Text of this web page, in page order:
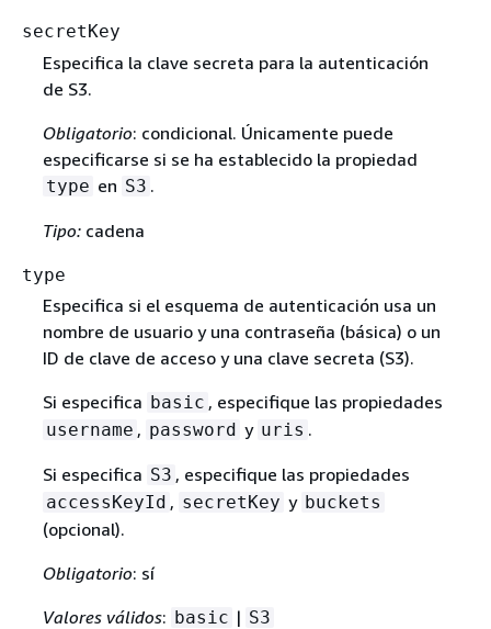
secretKey
Especifica la clave secreta para la autenticación
de S3.
Obligatorio: condicional. Únicamente puede
especificarse si se ha establecido la propiedad
type en S3 .
Tipo:cadena
type
Especifica si el esquema de autenticación usa un
nombre de usuario y una contraseña (básica) o un
ID de clave de acceso y una clave secreta (S3).
Si especifica basic , especifique las propiedades
username , password y uris .
Si especifica S3 , especifique las propiedades
accessKeyId , secretKey y buckets
(opcional).
Obligatorio: sí
Valores válidos: basic | S3